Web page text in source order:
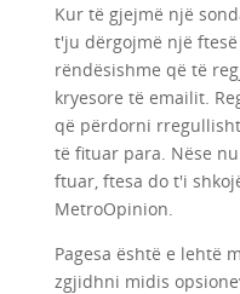
Kur të gjejmë një
t'ju dërgojmë një
rëndësishme që të
kryesore të emailit.
që përdorni
të fituar para. Nëse
ftuar, ftesa do t'i
MetroOpinion.
Pagesa është e lehtë
zgjidhni midis